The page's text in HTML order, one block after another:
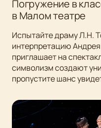
Погружение в
в Малом театре
Испытайте драму Л.Н.
интерпретацию
приглашает на
символизм создают
пропустите шанс